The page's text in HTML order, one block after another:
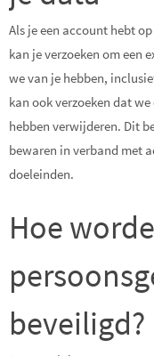
Als je een account hebt
kan je verzoeken om een
we van je hebben,
kan ook verzoeken dat
hebben verwijderen. Dit
bewaren in verband met
doeleinden.
Hoe
beveiligd?